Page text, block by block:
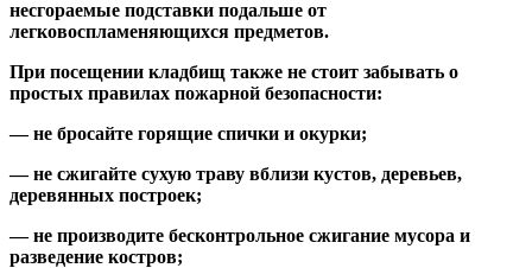
несгораемые подставки подальше от
легковоспламеняющихся предметов.
При посещении кладбищ также не стоит забывать о
простых правилах пожарной безопасности:
— не бросайте горящие спички и окурки;
— не сжигайте сухую траву вблизи кустов, деревьев,
деревянных построек;
— не производите бесконтрольное сжигание мусора и
разведение костров;